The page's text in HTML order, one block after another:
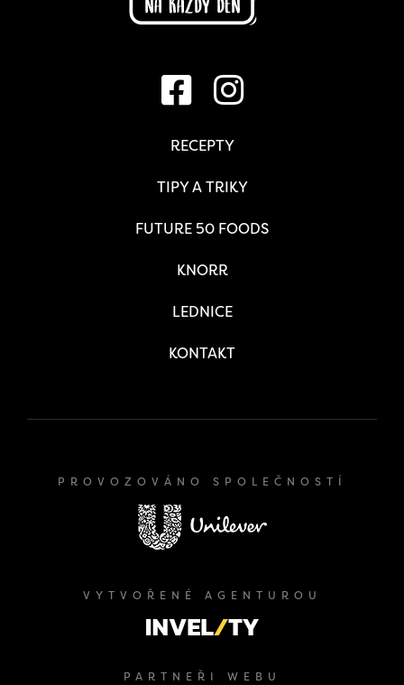
RECEPTY
TIPY A TRIKY
FUTURE 50 FOODS
KNORR
LEDNICE
KONTAKT
PROVOZOVÁNO SPOLEČNOSTÍ
VYTVOŘENÉ AGENTUROU
PARTNEŘI WEBU